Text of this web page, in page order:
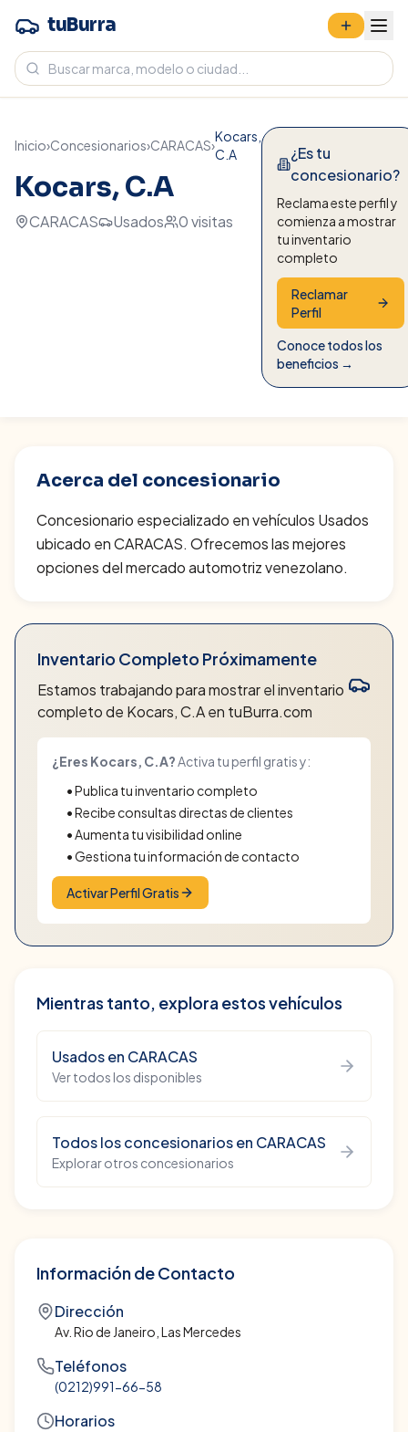
tuBurra
Inicio›Concesionarios›CARACAS›
Kocars,
C.A
Kocars, C.A
CARACAS Usados 0visitas
¿Es tu
concesionario?
Reclama este perfil y
comienza a mostrar
tu inventario
completo
Reclamar
Perfil
Conoce todos los
beneficios →
Acerca del concesionario
Concesionario especializado en vehículos Usados
ubicado en CARACAS. Ofrecemos las mejores
opciones del mercado automotriz venezolano.
Inventario Completo Próximamente
Estamos trabajando para mostrar el inventario
completo de Kocars, C.Aen tuBurra.com
¿Eres Kocars, C.A?Activa tu perfil gratis y:
• Publica tu inventario completo
• Recibe consultas directas de clientes
• Aumenta tu visibilidad online
• Gestiona tu información de contacto
Activar Perfil Gratis
Mientras tanto, explora estos vehículos
Usadosen CARACAS
Ver todos los disponibles
Todos los concesionarios en CARACAS
Explorar otros concesionarios
Información de Contacto
Dirección
Av. Rio de Janeiro, Las Mercedes
Teléfonos
(0212)991-66-58
Horarios